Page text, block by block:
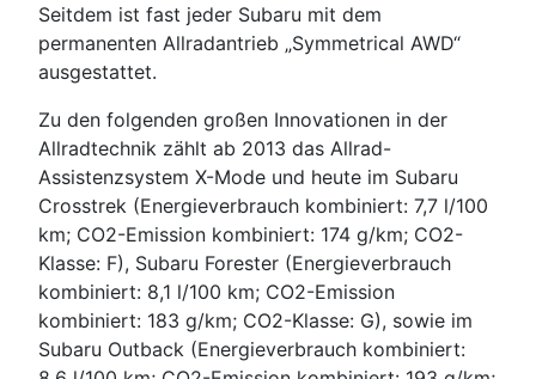
Seitdem ist fast jeder Subaru mit dem
permanenten Allradantrieb „Symmetrical AWD“
ausgestattet.
Zu den folgenden großen Innovationen in der
Allradtechnik zählt ab 2013 das Allrad-
Assistenzsystem X-Mode und heute im Subaru
Crosstrek (Energieverbrauch kombiniert: 7,7 l/100
km; CO2-Emission kombiniert: 174 g/km; CO2-
Klasse: F), Subaru Forester (Energieverbrauch
kombiniert: 8,1 l/100 km; CO2-Emission
kombiniert: 183 g/km; CO2-Klasse: G), sowie im
Subaru Outback (Energieverbrauch kombiniert: